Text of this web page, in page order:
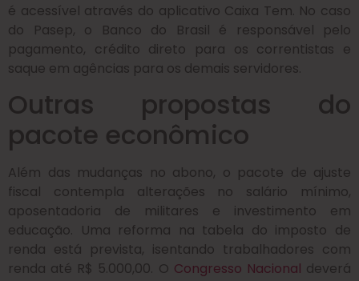
é acessível através do aplicativo Caixa Tem. No caso
do Pasep, o Banco do Brasil é responsável pelo
pagamento, crédito direto para os correntistas e
saque em agências para os demais servidores.
Outras propostas do
pacote econômico
Além das mudanças no abono, o pacote de ajuste
fiscal contempla alterações no salário mínimo,
aposentadoria de militares e investimento em
educação. Uma reforma na tabela do imposto de
renda está prevista, isentando trabalhadores com
renda até R$ 5.000,00. O Congresso Nacional deverá